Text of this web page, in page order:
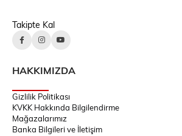
Takipte Kal
HAKKIMIZDA
Gizlilik Politikası
KVKK Hakkında Bilgilendirme
Mağazalarımız
Banka Bilgileri ve İletişim